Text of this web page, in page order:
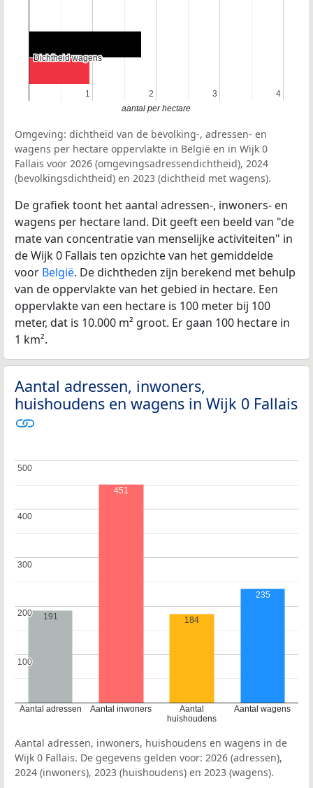
1
1 2
2 3
3 4
4
Dichtheid wagens
Dichtheid wagens
aantal per hectare
Omgeving: dichtheid van de bevolking-, adressen- en
wagens per hectare oppervlakte in België en in Wijk 0
Fallais voor 2026 (omgevingsadressendichtheid), 2024
(bevolkingsdichtheid) en 2023 (dichtheid met wagens).
De grafiek toont het aantal adressen-, inwoners- en
wagens per hectare land. Dit geeft een beeld van "de
mate van concentratie van menselijke activiteiten" in
de Wijk 0 Fallais ten opzichte van het gemiddelde
voor België. De dichtheden zijn berekend met behulp
van de oppervlakte van het gebied in hectare. Een
oppervlakte van een hectare is 100 meter bij 100
meter, dat is 10.000 m² groot. Er gaan 100 hectare in
1 km².
Aantal adressen, inwoners,
huishoudens en wagens in Wijk 0 Fallais
Aantal adressen Aantal inwoners
Aantal
huishoudens
Aantal wagens
100
100
200
200
300
300
400
400
500
500
191
451
184
235
Aantal adressen, inwoners, huishoudens en wagens in de
Wijk 0 Fallais. De gegevens gelden voor: 2026 (adressen),
2024 (inwoners), 2023 (huishoudens) en 2023 (wagens).